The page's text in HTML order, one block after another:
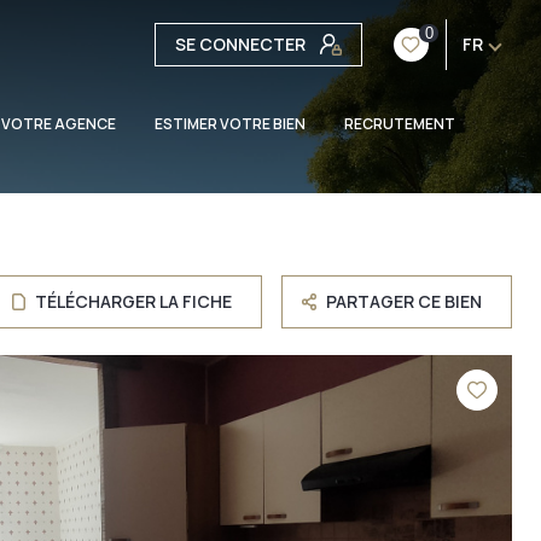
SE CONNECTER 0 FR
AGENCE ESTIMER VOTRE BIEN RECRUTEMENT
TÉLÉCHARGER LA FICHE PARTAGER CE BIEN